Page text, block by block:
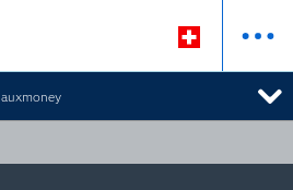
auxmoney